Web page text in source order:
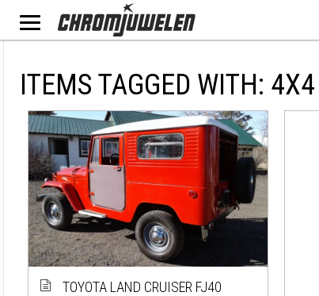
ITEMS TAGGED WITH: 4X4
TOYOTA LAND CRUISER FJ40